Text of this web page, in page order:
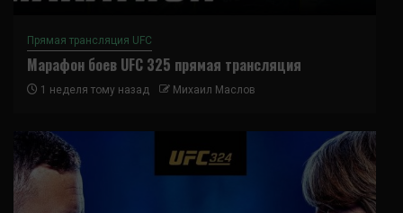
Прямая трансляция UFC
Марафон боев UFC 325 прямая трансляция
1 неделя тому назад Михаил Маслов